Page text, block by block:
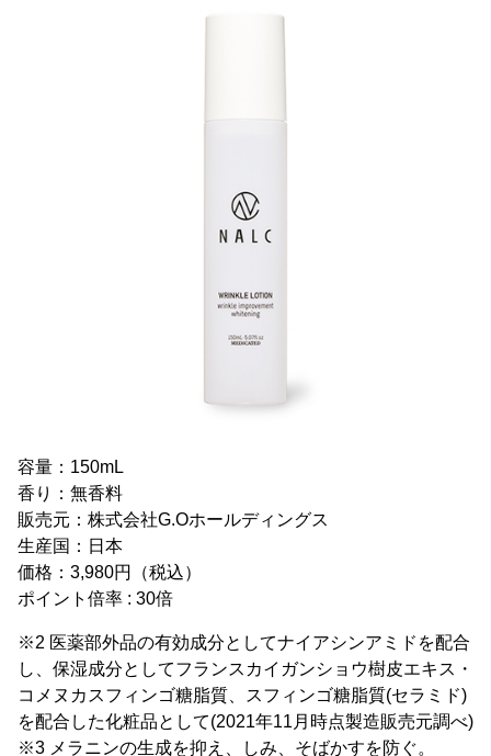
容量：150mL
香り：無香料
販売元：株式会社G.Oホールディングス
生産国：日本
価格：3,980円（税込）
ポイント倍率 : 30倍
※2 医薬部外品の有効成分としてナイアシンアミドを配合
し、保湿成分としてフランスカイガンショウ樹皮エキス・
コメヌカスフィンゴ糖脂質、スフィンゴ糖脂質(セラミド)
を配合した化粧品として(2021年11月時点製造販売元調べ)
※3 メラニンの生成を抑え、しみ、そばかすを防ぐ。